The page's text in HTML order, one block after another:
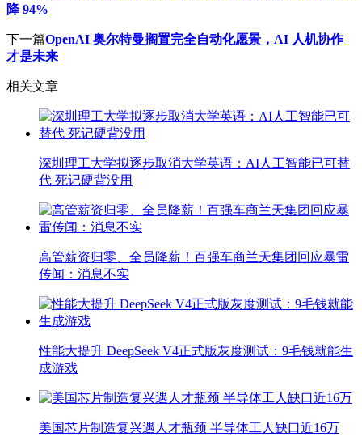
降 94%
下一篇OpenAI 奥尔特曼搁置完全自动化愿景，AI 人机协作
才是未来
相关文章
深圳理工大学拟逐步取消大学英语：AI人工智能已可替
代 死记硬背没用
高管薪资归零、全员降薪！百强车商兰天集团回应暴雷
传闻：消息不实
性能大提升 DeepSeek V4正式版灰度测试：9毛钱就能生
成游戏
美国芯片制造复兴遇人才瓶颈 半导体工人缺口近16万